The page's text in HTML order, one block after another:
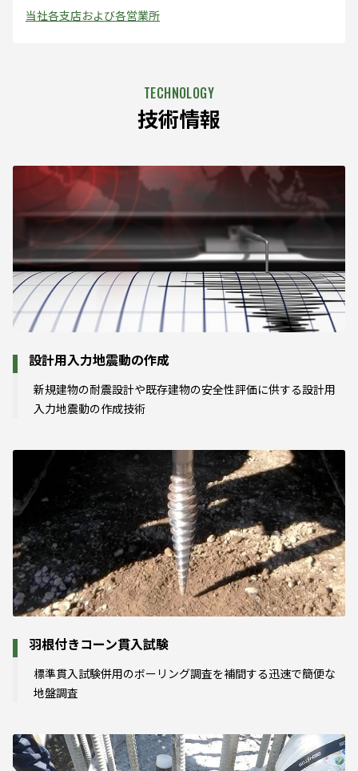
当社各支店および各営業所
技術情報
設計用入力地震動の作成
新規建物の耐震設計や既存建物の安全性評価に供する設計用
入力地震動の作成技術
羽根付きコーン貫入試験
標準貫入試験併用のボーリング調査を補間する迅速で簡便な
地盤調査